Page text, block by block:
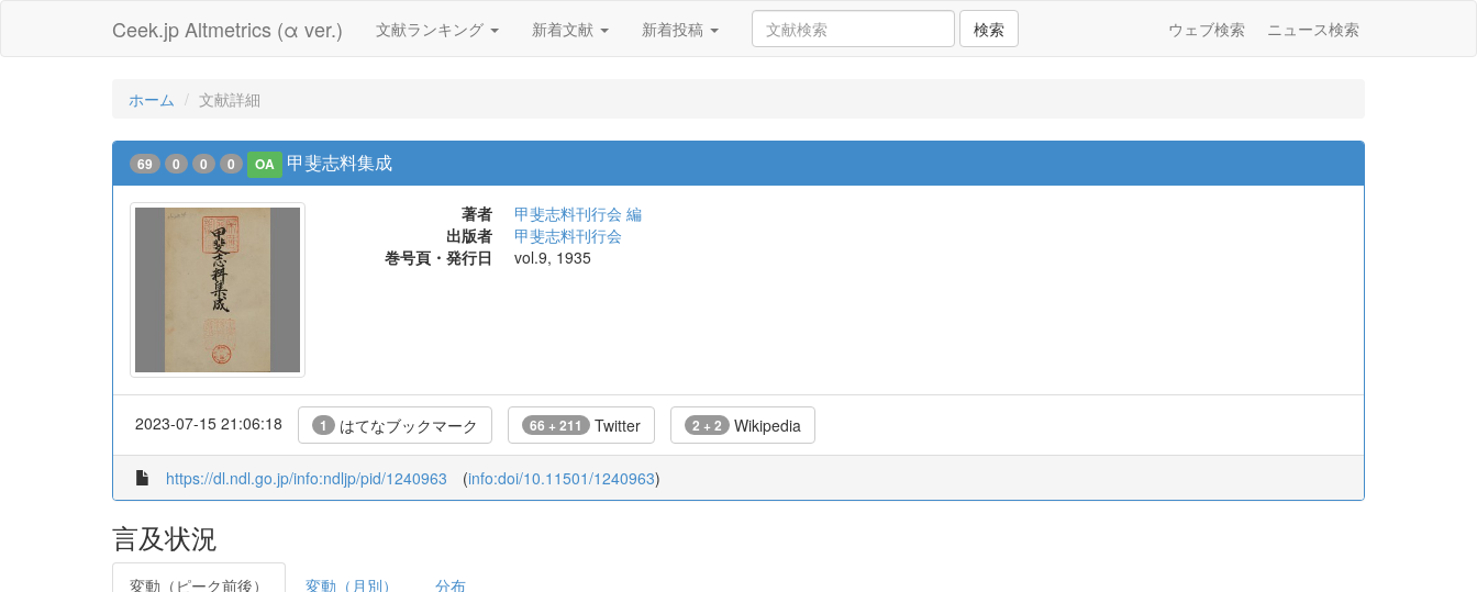
Ceek.jp Altmetrics (α ver.) 文献ランキング 新着文献 新着投稿 検索 ウェブ検索 ニュース検索
ホーム 文献詳細
69 0 0 0 OA 甲斐志料集成
著者
甲斐志料刊行会 編
出版者
甲斐志料刊行会
巻号頁・発行日
vol.9, 1935
2023-07-15 21:06:18 1 はてなブックマーク 66 + 211 Twitter 2 + 2 Wikipedia
https://dl.ndl.go.jp/info:ndljp/pid/1240963 (info:doi/10.11501/1240963)
言及状況
変動（ピーク前後） 変動（月別） 分布